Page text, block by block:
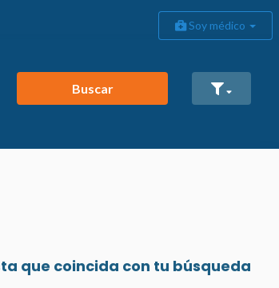
Soy médico
Buscar
que coincida con tu búsqueda